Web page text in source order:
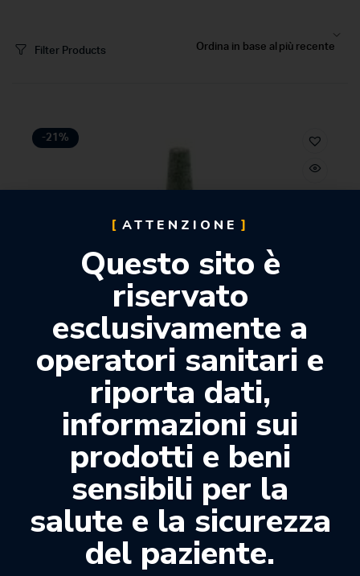
Filter Products
-21%
PIETRE MONTATE PER CERAMICA
17,87
ATTENZIONE
Questo sito è
riservato
esclusivamente a
operatori sanitari e
riporta dati,
informazioni sui
prodotti e beni
sensibili per la
salute e la sicurezza
del paziente.